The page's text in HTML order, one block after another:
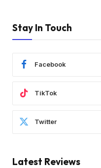
Stay In Touch
Facebook
TikTok
Twitter
Latest Reviews